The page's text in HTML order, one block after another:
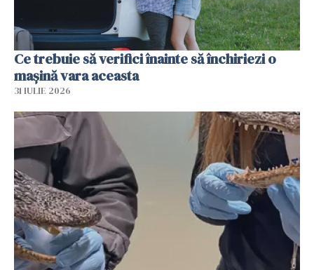
Ce trebuie să verifici înainte să închiriezi o
mașină vara aceasta
31 IULIE 2026